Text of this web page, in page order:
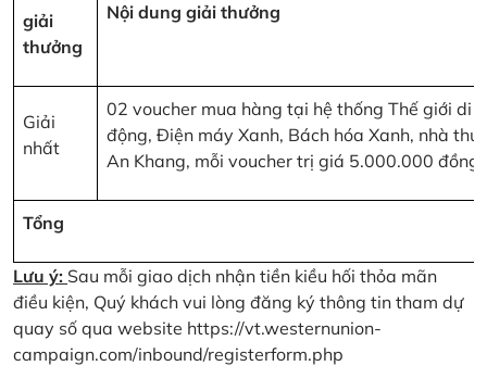
giải
thưởng
Nội dung giải thưởng
Giải
nhất
02 voucher mua hàng tại hệ thống Thế giới di
động, Điện máy Xanh, Bách hóa Xanh, nhà
An Khang, mỗi voucher trị giá 5.000.000 đồng
Tổng
Lưu ý: Sau mỗi giao dịch nhận tiền kiều hối thỏa mãn
điều kiện, Quý khách vui lòng đăng ký thông tin tham dự
quay số qua website https://vt.westernunion-
campaign.com/inbound/registerform.php